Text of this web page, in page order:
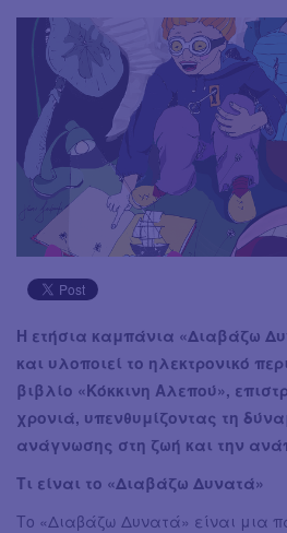
Η ετήσια καμπάνια «Διαβάζω
και υλοποιεί το ηλεκτρονικό
βιβλίο «Κόκκινη Αλεπού»,
χρονιά, υπενθυμίζοντας τη
ανάγνωσης στη ζωή και την
Τι είναι το «Διαβάζω Δυνατά»
Το «Διαβάζω Δυνατά» είναι μια